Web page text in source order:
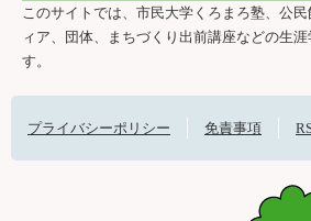
このサイトでは、市民大学くろまろ塾、公
ィア、団体、まちづくり出前講座などの生
す。
プライバシーポリシー 免責事項